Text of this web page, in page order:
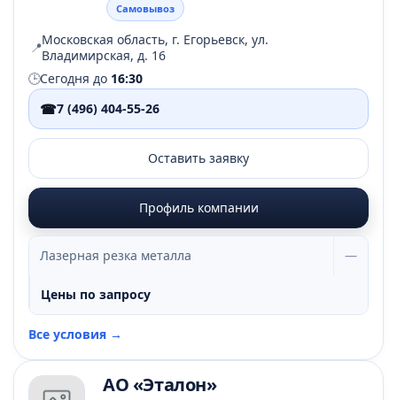
Самовывоз
📍Московская область, г. Егорьевск, ул.
Владимирская, д. 16
🕒Сегодня до 16:30
☎7 (496) 404-55-26
Оставить заявку
Профиль компании
Лазерная резка металла —
Цены по запросу
Все условия →
АО «Эталон»